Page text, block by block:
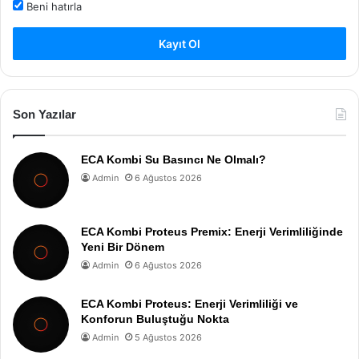
Beni hatırla
Kayıt Ol
Son Yazılar
ECA Kombi Su Basıncı Ne Olmalı?
Admin 6 Ağustos 2026
ECA Kombi Proteus Premix: Enerji Verimliliğinde
Yeni Bir Dönem
Admin 6 Ağustos 2026
ECA Kombi Proteus: Enerji Verimliliği ve
Konforun Buluştuğu Nokta
Admin 5 Ağustos 2026